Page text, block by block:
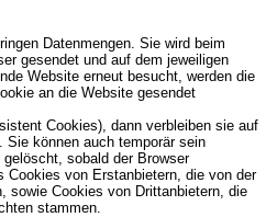
Datenmengen. Sie wird beim
gesendet und auf dem jeweiligen
Website erneut besucht, werden die
an die Website gesendet
Cookies), dann verbleiben sie auf
können auch temporär sein
sobald der Browser
Cookies von Erstanbietern, die von der
sowie Cookies von Drittanbietern, die
stammen.